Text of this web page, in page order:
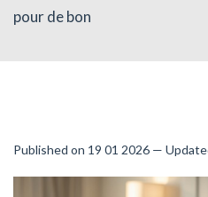
pour de bon
Published on 19 01 2026 —